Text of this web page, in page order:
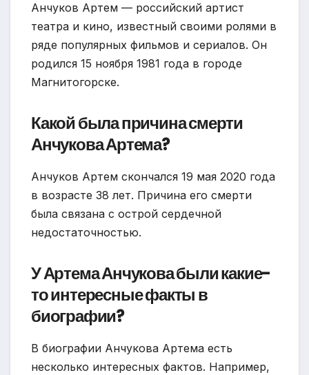
Анчуков Артем — российский артист
театра и кино, известный своими ролями в
ряде популярных фильмов и сериалов. Он
родился 15 ноября 1981 года в городе
Магнитогорске.
Какой была причина смерти
Анчукова Артема?
Анчуков Артем скончался 19 мая 2020 года
в возрасте 38 лет. Причина его смерти
была связана с острой сердечной
недостаточностью.
У Артема Анчукова были какие-
то интересные факты в
биографии?
В биографии Анчукова Артема есть
несколько интересных фактов. Например,